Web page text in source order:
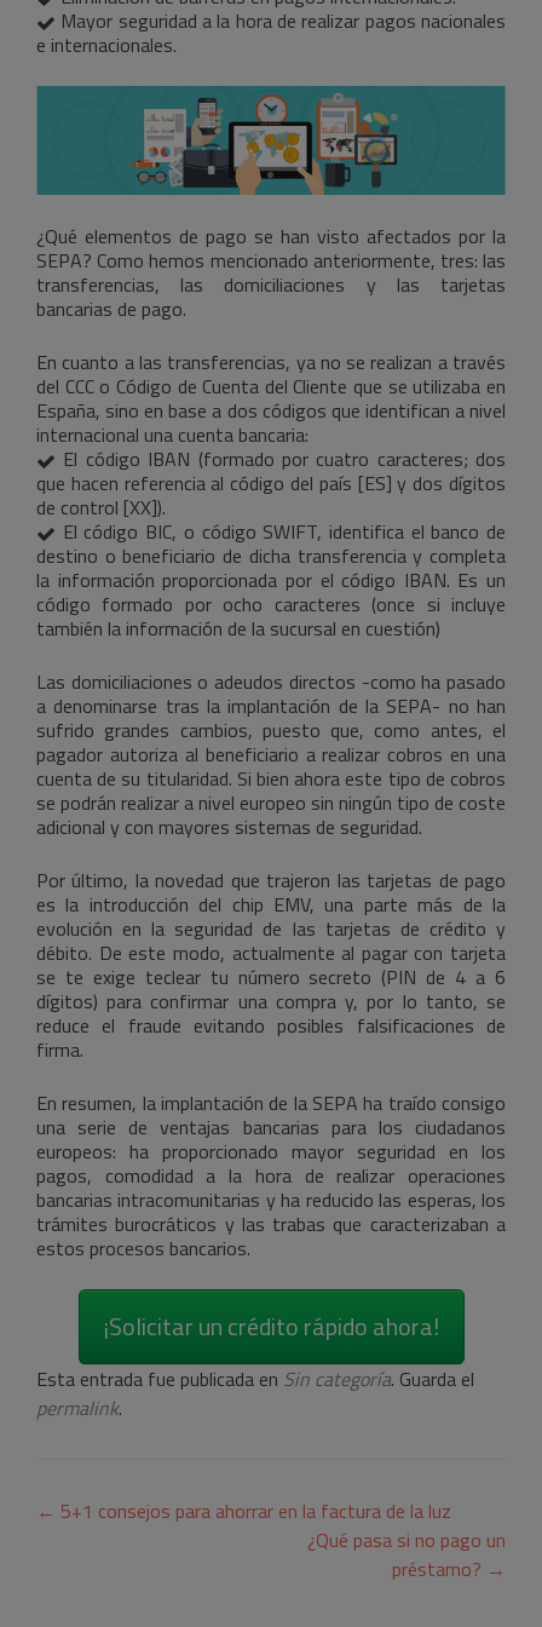
Mayor seguridad a la hora de realizar pagos nacionales
e internacionales.
¿Qué elementos de pago se han visto afectados por la
SEPA? Como hemos mencionado anteriormente, tres: las
transferencias, las domiciliaciones y las tarjetas
bancarias de pago.
En cuanto a las transferencias, ya no se realizan a través
del CCC o Código de Cuenta del Cliente que se utilizaba en
España, sino en base a dos códigos que identifican a nivel
internacional una cuenta bancaria:
El código IBAN (formado por cuatro caracteres; dos
que hacen referencia al código del país [ES] y dos dígitos
de control [XX]).
El código BIC, o código SWIFT, identifica el banco de
destino o beneficiario de dicha transferencia y completa
la información proporcionada por el código IBAN. Es un
código formado por ocho caracteres (once si incluye
también la información de la sucursal en cuestión)
Las domiciliaciones o adeudos directos -como ha pasado
a denominarse tras la implantación de la SEPA- no han
sufrido grandes cambios, puesto que, como antes, el
pagador autoriza al beneficiario a realizar cobros en una
cuenta de su titularidad. Si bien ahora este tipo de cobros
se podrán realizar a nivel europeo sin ningún tipo de coste
adicional y con mayores sistemas de seguridad.
Por último, la novedad que trajeron las tarjetas de pago
es la introducción del chip EMV, una parte más de la
evolución en la seguridad de las tarjetas de crédito y
débito. De este modo, actualmente al pagar con tarjeta
se te exige teclear tu número secreto (PIN de 4 a 6
dígitos) para confirmar una compra y, por lo tanto, se
reduce el fraude evitando posibles falsificaciones de
firma.
En resumen, la implantación de la SEPA ha traído consigo
una serie de ventajas bancarias para los ciudadanos
europeos: ha proporcionado mayor seguridad en los
pagos, comodidad a la hora de realizar operaciones
bancarias intracomunitarias y ha reducido las esperas, los
trámites burocráticos y las trabas que caracterizaban a
estos procesos bancarios.
¡Solicitar un crédito rápido ahora!
Esta entrada fue publicada en Sin categoría. Guarda el
permalink.
Navegación
← 5+1 consejos para ahorrar en la factura de la luz
¿Qué pasa si no pago un
préstamo? →